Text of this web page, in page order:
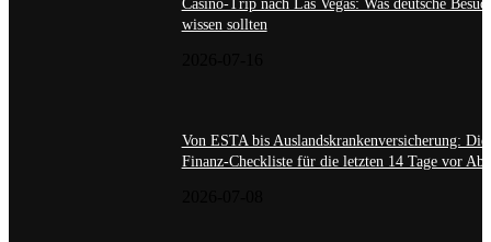
Casino-Trip nach Las Vegas: Was deutsche
wissen sollten
Von ESTA bis Auslandskrankenversicherung: Die
Finanz-Checkliste für die letzten 14 Tage vor